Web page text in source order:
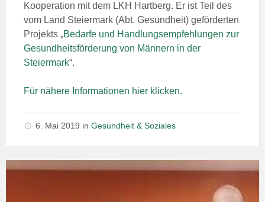
Kooperation mit dem LKH Hartberg. Er ist Teil des
vom Land Steiermark (Abt. Gesundheit) geförderten
Projekts „Bedarfe und Handlungsempfehlungen zur
Gesundheitsförderung von Männern in der
Steiermark“.
Für nähere Informationen hier klicken.
6. Mai 2019 in Gesundheit & Soziales